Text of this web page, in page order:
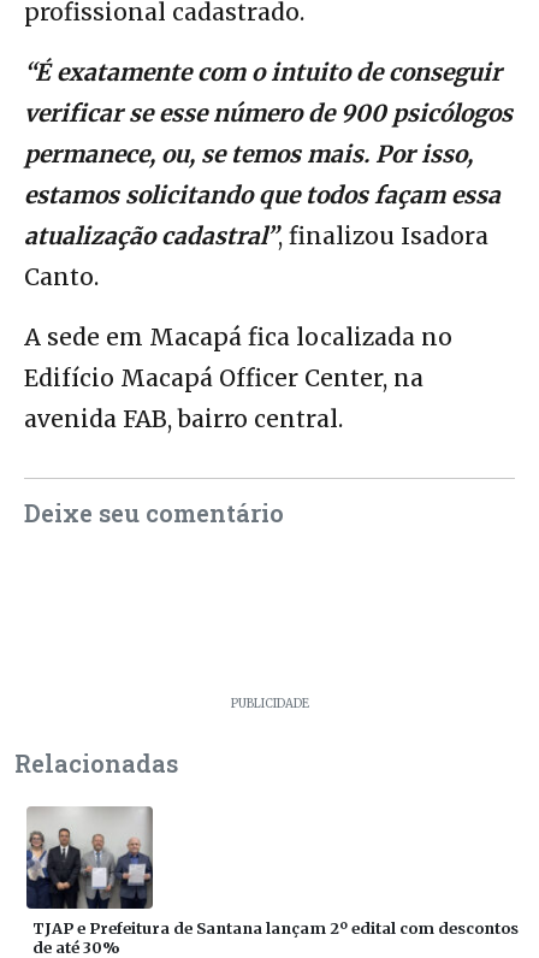
profissional cadastrado.
“É exatamente com o intuito de conseguir
verificar se esse número de 900 psicólogos
permanece, ou, se temos mais. Por isso,
estamos solicitando que todos façam essa
atualização cadastral”, finalizou Isadora
Canto.
A sede em Macapá fica localizada no
Edifício Macapá Officer Center, na
avenida FAB, bairro central.
Deixe seu comentário
PUBLICIDADE
Relacionadas
TJAP e Prefeitura de Santana lançam 2º edital com descontos
de até 30%